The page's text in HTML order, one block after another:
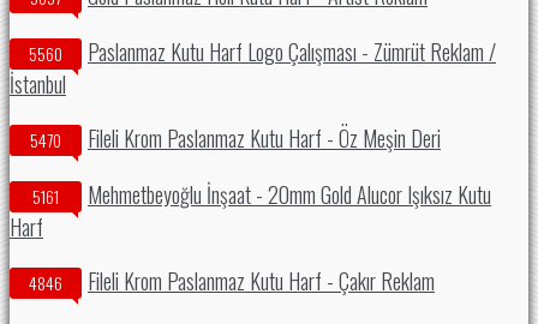
5560
Paslanmaz Kutu Harf Logo Çalışması - Zümrüt Reklam /
İstanbul
5470 Fileli Krom Paslanmaz Kutu Harf - Öz Meşin Deri
5161
Mehmetbeyoğlu İnşaat - 20mm Gold Alucor Işıksız Kutu
Harf
4846 Fileli Krom Paslanmaz Kutu Harf - Çakır Reklam